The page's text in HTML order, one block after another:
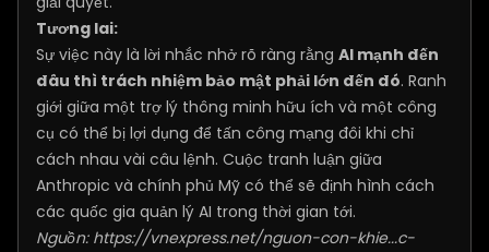
Tương lai:
Sự việc này là lời nhắc nhở rõ ràng rằng AI mạnh đến
đâu thì trách nhiệm bảo mật phải lớn đến đó. Ranh
giới giữa một trợ lý thông minh hữu ích và một công
cụ có thể bị lợi dụng để tấn công mạng đôi khi chỉ
cách nhau vài câu lệnh. Cuộc tranh luận giữa
Anthropic và chính phủ Mỹ có thể sẽ định hình cách
các quốc gia quản lý AI trong thời gian tới.
Nguồn: https://vnexpress.net/nguon-con-khie...c-